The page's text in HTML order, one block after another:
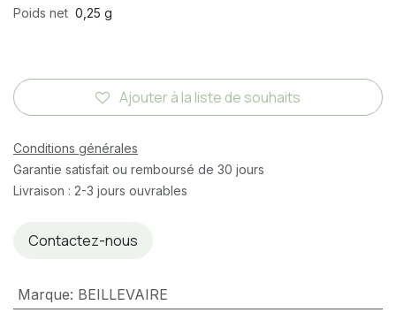
Poids net 0,25 g
Ajouter à la liste de souhaits
Conditions générales
Garantie satisfait ou remboursé de 30 jours
Livraison : 2-3 jours ouvrables
Contactez-nous
Marque: BEILLEVAIRE